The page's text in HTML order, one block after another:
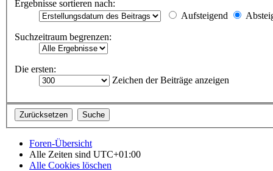
Ergebnisse sortieren nach:
Aufsteigend
Suchzeitraum begrenzen:
Die ersten:
Zeichen der Beiträge anzeigen
Foren-Übersicht
Alle Zeiten sind UTC+01:00
Alle Cookies löschen